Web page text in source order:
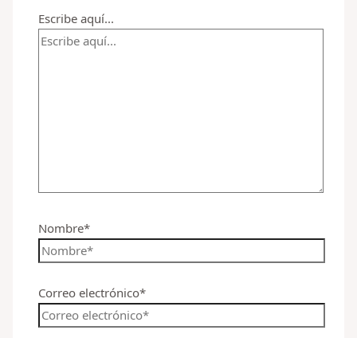
Escribe aquí...
Nombre*
Correo electrónico*